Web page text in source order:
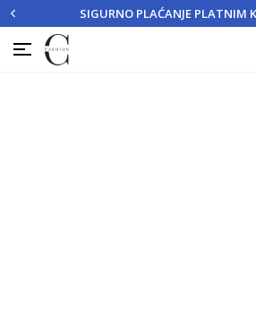
PRIJAVITE SE REGISTRUJTE SE
SIGURNO PLAĆANJE PLATNIM